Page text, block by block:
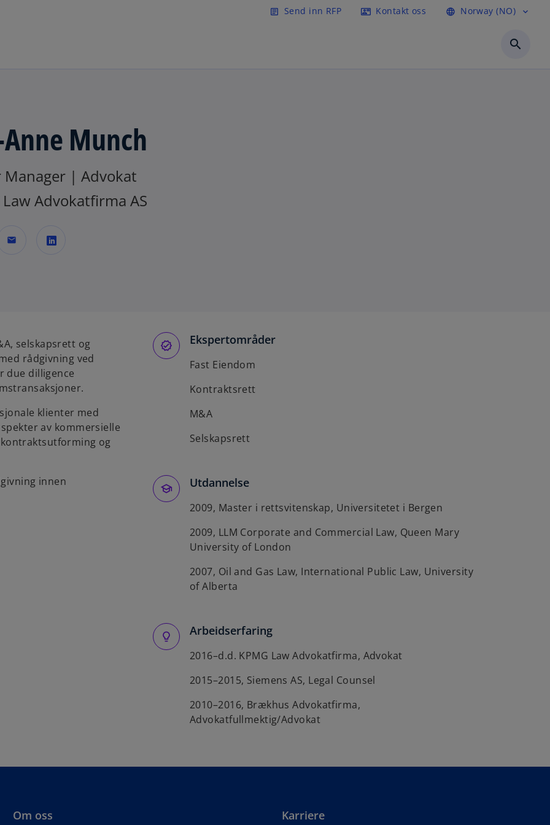
article Send inn RFP contact_mail Kontakt oss language Norway (NO) expand_more
search
Munch
Manager | Advokat
Law Advokatfirma AS
mail
i
n
a
n
w
t
a
selskapsrett og
rådgivning ved
due dilligence
klienter med
av kommersielle
og
innen
Ekspertområder
Fast Eiendom
Kontraktsrett
M&A
Selskapsrett
Utdannelse
2009, Master i rettsvitenskap, Universitetet i Bergen
2009, LLM Corporate and Commercial Law, Queen Mary
University of London
2007, Oil and Gas Law, International Public Law, University
of Alberta
Arbeidserfaring
2016–d.d. KPMG Law Advokatfirma, Advokat
2015–2015, Siemens AS, Legal Counsel
2010–2016, Brækhus Advokatfirma,
Advokatfullmektig/Advokat
Om oss Karriere